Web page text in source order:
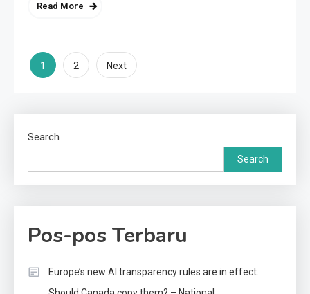
Read More
Posts
1 2 Next
Search
Search
Pos-pos Terbaru
Europe’s new AI transparency rules are in effect.